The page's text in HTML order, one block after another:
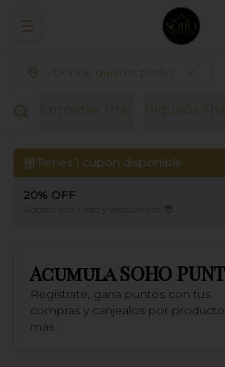
Abrir menu de navegación
¿Dónde quieres pedir?
Entradas Thai. Piqueos
Tienes 1 cupón disponible
20% OFF
Agosto con todo y descuentos 😎
AcumulaSOHO
Regístrate, gana puntos con tus
compras y canjealos por
más